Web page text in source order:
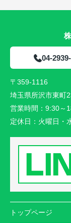
04-
〒359-1116
埼玉県所沢市東町
営業時間： 9:30～
定休日： 火曜日・
トップページ